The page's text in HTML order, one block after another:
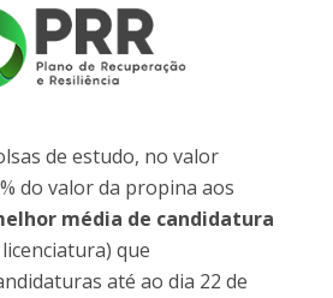
de estudo, no valor
do valor da propina aos
média de candidatura
que
até ao dia 22 de